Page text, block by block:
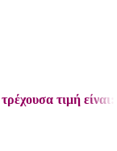
τιμή είναι: